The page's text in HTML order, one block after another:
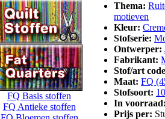
FQ Basis stoffen
FQ Antieke stoffen
Thema:
motieven
Kleur:
Stofserie:
Ontwerper:
Fabrikant:
Stof/art
Maat: FQ
Stofsoort:
In voorraad:
Prijs per: